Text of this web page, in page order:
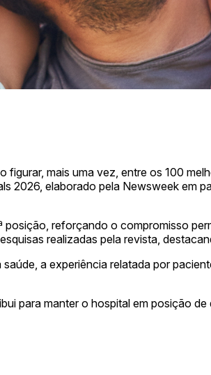
mais uma vez, entre os 100
2026, elaborado pela Newsweek em
reforçando o compromisso
realizadas pela revista,
a experiência relatada por
para manter o hospital em posição de